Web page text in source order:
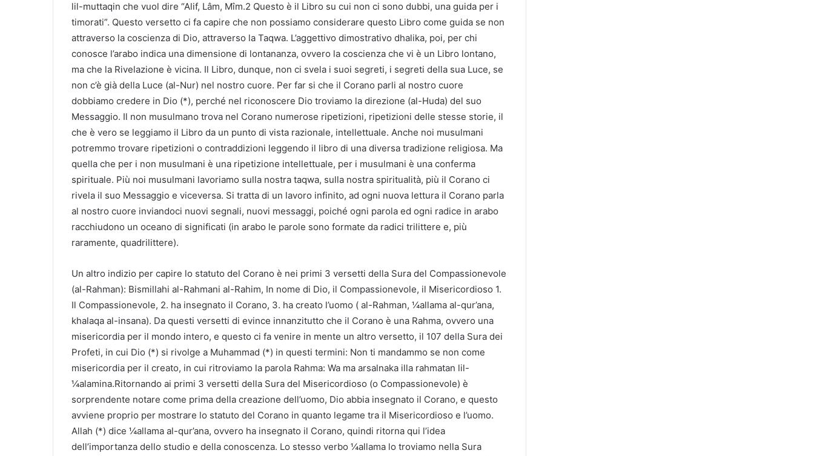
lil-muttaqin che vuol dire “Alif, Lâm, Mîm.2 Questo è il Libro su cui non ci sono dubbi, una guida per i
timorati”. Questo versetto ci fa capire che non possiamo considerare questo Libro come guida se non
attraverso la coscienza di Dio, attraverso la Taqwa. L’aggettivo dimostrativo dhalika, poi, per chi
conosce l’arabo indica una dimensione di lontananza, ovvero la coscienza che vi è un Libro lontano,
ma che la Rivelazione è vicina. Il Libro, dunque, non ci svela i suoi segreti, i segreti della sua Luce, se
non c’è già della Luce (al-Nur) nel nostro cuore. Per far si che il Corano parli al nostro cuore
dobbiamo credere in Dio (*), perché nel riconoscere Dio troviamo la direzione (al-Huda) del suo
Messaggio. Il non musulmano trova nel Corano numerose ripetizioni, ripetizioni delle stesse storie, il
che è vero se leggiamo il Libro da un punto di vista razionale, intellettuale. Anche noi musulmani
potremmo trovare ripetizioni o contraddizioni leggendo il libro di una diversa tradizione religiosa. Ma
quella che per i non musulmani è una ripetizione intellettuale, per i musulmani è una conferma
spirituale. Più noi musulmani lavoriamo sulla nostra taqwa, sulla nostra spiritualità, più il Corano ci
rivela il suo Messaggio e viceversa. Si tratta di un lavoro infinito, ad ogni nuova lettura il Corano parla
al nostro cuore inviandoci nuovi segnali, nuovi messaggi, poiché ogni parola ed ogni radice in arabo
racchiudono un oceano di significati (in arabo le parole sono formate da radici trilittere e, più
raramente, quadrilittere).
Un altro indizio per capire lo statuto del Corano è nei primi 3 versetti della Sura del Compassionevole
(al-Rahman): Bismillahi al-Rahmani al-Rahim, In nome di Dio, il Compassionevole, il Misericordioso 1.
Il Compassionevole, 2. ha insegnato il Corano, 3. ha creato l’uomo ( al-Rahman, ¼allama al-qur’ana,
khalaqa al-insana). Da questi versetti di evince innanzitutto che il Corano è una Rahma, ovvero una
misericordia per il mondo intero, e questo ci fa venire in mente un altro versetto, il 107 della Sura dei
Profeti, in cui Dio (*) si rivolge a Muhammad (*) in questi termini: Non ti mandammo se non come
misericordia per il creato, in cui ritroviamo la parola Rahma: Wa ma arsalnaka illa rahmatan lil-
¼alamina.Ritornando ai primi 3 versetti della Sura del Misericordioso (o Compassionevole) è
sorprendente notare come prima della creazione dell’uomo, Dio abbia insegnato il Corano, e questo
avviene proprio per mostrare lo statuto del Corano in quanto legame tra il Misericordioso e l’uomo.
Allah (*) dice ¼allama al-qur’ana, ovvero ha insegnato il Corano, quindi ritorna qui l’idea
dell’importanza dello studio e della conoscenza. Lo stesso verbo ¼allama lo troviamo nella Sura